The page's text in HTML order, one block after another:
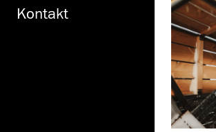
Kontakt